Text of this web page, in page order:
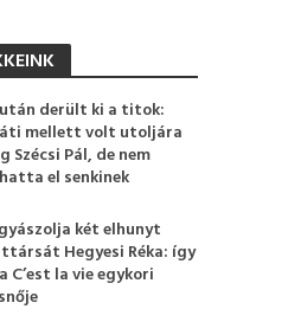
derült ki a titok:
mellett volt utoljára
Szécsi Pál, de nem
el senkinek
két elhunyt
Hegyesi Réka: így
C’est la vie egykori